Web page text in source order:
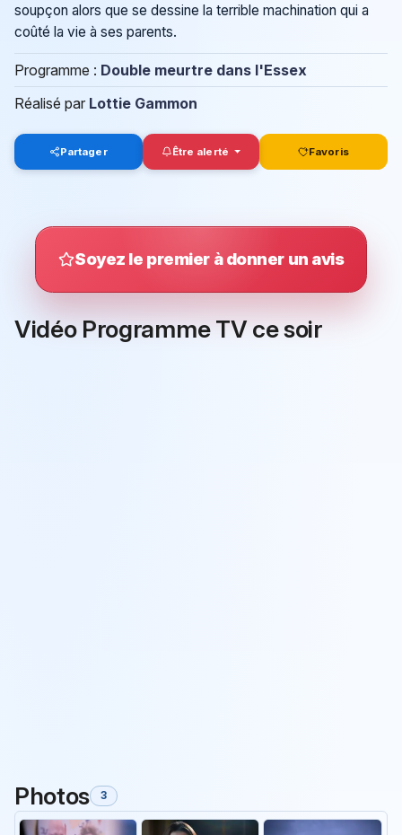
soupçon alors que se dessine la terrible machination qui a
coûté la vie à ses parents.
Programme : Double meurtre dans l'Essex
Réalisé par Lottie Gammon
Partager Être alerté Favoris
Soyez le premier à donner un avis
Vidéo Programme TV ce soir
Photos 3